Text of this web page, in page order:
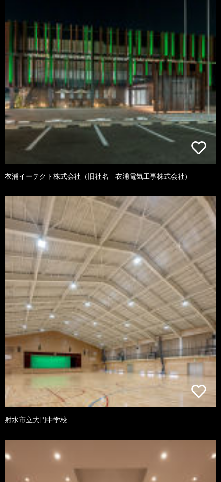
衣浦イーテクト株式会社（旧社名 衣浦電気工事株式会社）
射水市立大門中学校